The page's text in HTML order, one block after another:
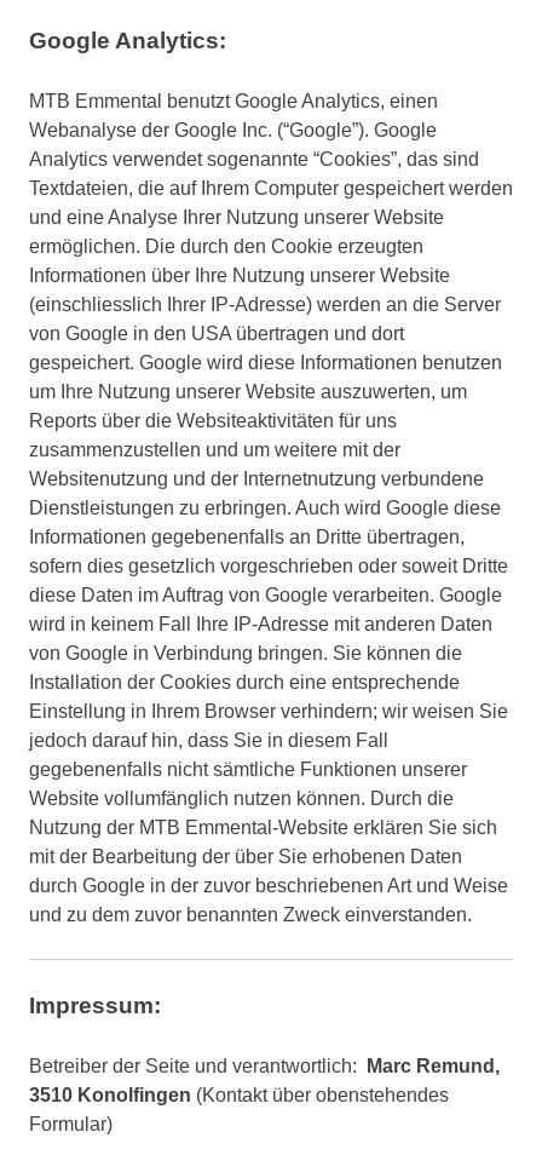
Google Analytics:
MTB Emmental benutzt Google Analytics, einen
Webanalyse der Google Inc. (“Google”). Google
Analytics verwendet sogenannte “Cookies”, das sind
Textdateien, die auf Ihrem Computer gespeichert werden
und eine Analyse Ihrer Nutzung unserer Website
ermöglichen. Die durch den Cookie erzeugten
Informationen über Ihre Nutzung unserer Website
(einschliesslich Ihrer IP-Adresse) werden an die Server
von Google in den USA übertragen und dort
gespeichert. Google wird diese Informationen benutzen
um Ihre Nutzung unserer Website auszuwerten, um
Reports über die Websiteaktivitäten für uns
zusammenzustellen und um weitere mit der
Websitenutzung und der Internetnutzung verbundene
Dienstleistungen zu erbringen. Auch wird Google diese
Informationen gegebenenfalls an Dritte übertragen,
sofern dies gesetzlich vorgeschrieben oder soweit Dritte
diese Daten im Auftrag von Google verarbeiten. Google
wird in keinem Fall Ihre IP-Adresse mit anderen Daten
von Google in Verbindung bringen. Sie können die
Installation der Cookies durch eine entsprechende
Einstellung in Ihrem Browser verhindern; wir weisen Sie
jedoch darauf hin, dass Sie in diesem Fall
gegebenenfalls nicht sämtliche Funktionen unserer
Website vollumfänglich nutzen können. Durch die
Nutzung der MTB Emmental-Website erklären Sie sich
mit der Bearbeitung der über Sie erhobenen Daten
durch Google in der zuvor beschriebenen Art und Weise
und zu dem zuvor benannten Zweck einverstanden.
Impressum:
Betreiber der Seite und verantwortlich:
Marc Remund,
3510 Konolfingen (Kontakt über obenstehendes
Formular)